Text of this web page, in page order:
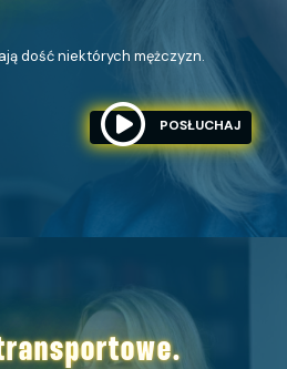
dość niektórych mężczyzn.
POSŁUCHAJ